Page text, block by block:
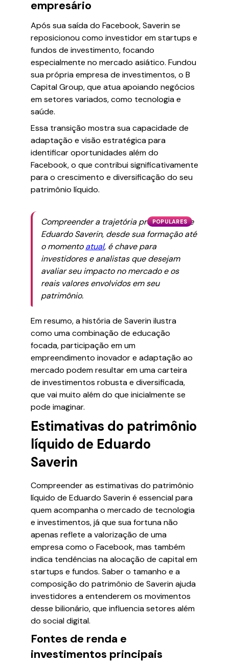
empresário
Após sua saída do Facebook, Saverin se
reposicionou como investidor em startups e
fundos de investimento, focando
especialmente no mercado asiático. Fundou
sua própria empresa de investimentos, o B
Capital Group, que atua apoiando negócios
em setores variados, como tecnologia e
saúde.
Essa transição mostra sua capacidade de
adaptação e visão estratégica para
identificar oportunidades além do
Facebook, o que contribui significativamente
para o crescimento e diversificação do seu
patrimônio líquido.
POPULARES
Compreender a trajetória profissional de
Eduardo Saverin, desde sua formação até
o momentoatual, é chave para
investidores e analistas que desejam
avaliar seu impacto no mercado e os
reais valores envolvidos em seu
patrimônio.
Em resumo, a história de Saverin ilustra
como uma combinação de educação
focada, participação em um
empreendimento inovador e adaptação ao
mercado podem resultar em uma carteira
de investimentos robusta e diversificada,
que vai muito além do que inicialmente se
pode imaginar.
Estimativas do patrimônio
líquido de Eduardo
Saverin
Compreender as estimativas do patrimônio
líquido de Eduardo Saverin é essencial para
quem acompanha o mercado de tecnologia
e investimentos, já que sua fortuna não
apenas reflete a valorização de uma
empresa como o Facebook, mas também
indica tendências na alocação de capital em
startups e fundos. Saber o tamanho e a
composição do patrimônio de Saverin ajuda
investidores a entenderem os movimentos
desse bilionário, que influencia setores além
do social digital.
Fontes de renda e
investimentos principais